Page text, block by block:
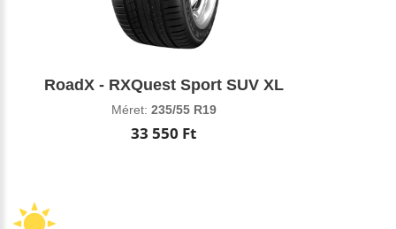
RoadX - RXQuest Sport SUV XL
Méret: 235/55 R19
33 550 Ft